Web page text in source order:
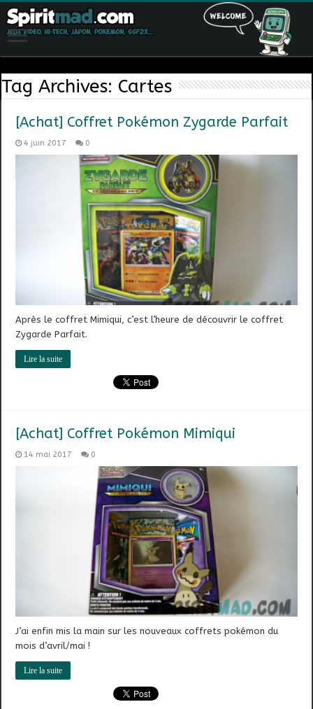
Tag Archives: Cartes
[Achat] Coffret Pokémon Zygarde Parfait
4 juin 2017 0
Après le coffret Mimiqui, c’est l’heure de découvrir le coffret
Zygarde Parfait.
Lire la suite
[Achat] Coffret Pokémon Mimiqui
14 mai 2017 0
J’ai enfin mis la main sur les nouveaux coffrets pokémon du
mois d’avril/mai !
Lire la suite